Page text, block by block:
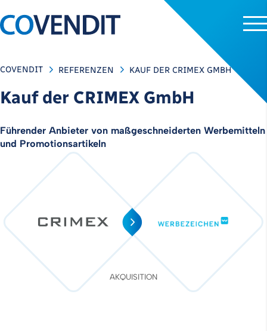
AKQUISITION
COVENDIT REFERENZEN KAUF DER CRIMEX GMBH
Kauf der CRIMEX GmbH
Führender Anbieter von maßgeschneiderten Werbemitteln
und Promotionsartikeln